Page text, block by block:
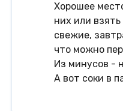
Хорошее
них или
свежие,
что можно
Из минусов -
А вот соки в